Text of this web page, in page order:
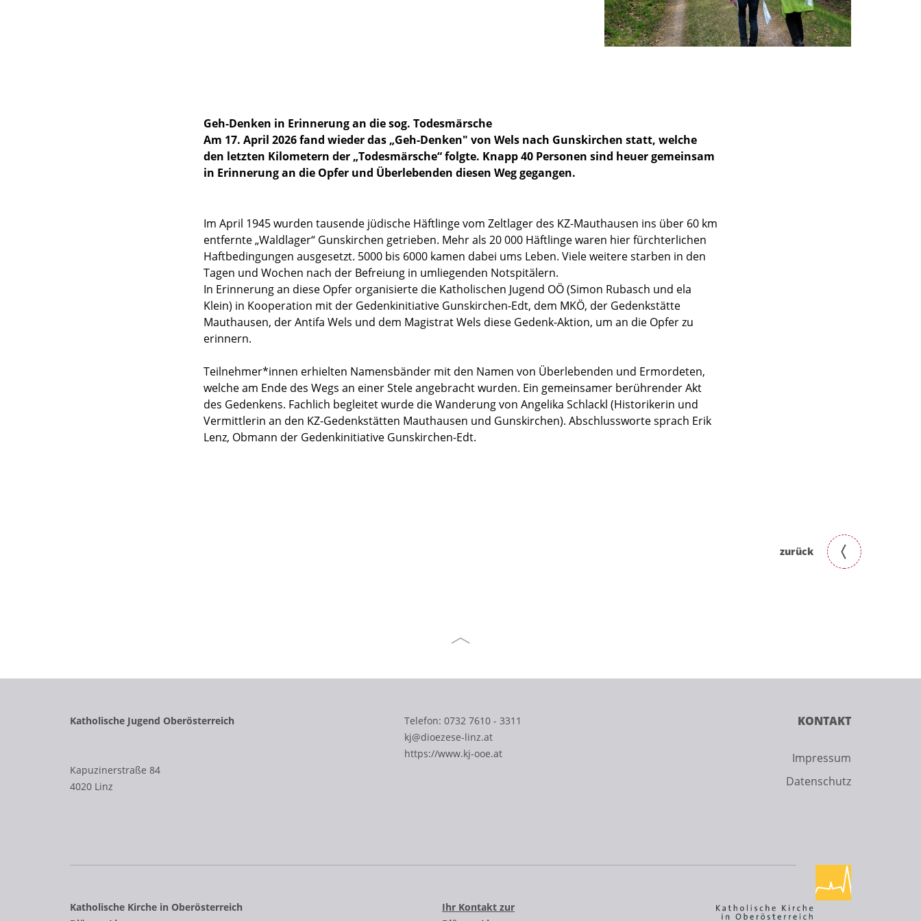
Geh-Denken in Erinnerung an die sog. Todesmärsche
Am 17. April 2026 fand wieder das „Geh-Denken" von Wels nach Gunskirchen statt, welche
den letzten Kilometern der „Todesmärsche“ folgte. Knapp 40 Personen sind heuer gemeinsam
in Erinnerung an die Opfer und Überlebenden diesen Weg gegangen.
Im April 1945 wurden tausende jüdische Häftlinge vom Zeltlager des KZ-Mauthausen ins über 60 km
entfernte „Waldlager“ Gunskirchen getrieben. Mehr als 20 000 Häftlinge waren hier fürchterlichen
Haftbedingungen ausgesetzt. 5000 bis 6000 kamen dabei ums Leben. Viele weitere starben in den
Tagen und Wochen nach der Befreiung in umliegenden Notspitälern.
In Erinnerung an diese Opfer organisierte die Katholischen Jugend OÖ (Simon Rubasch und ela
Klein) in Kooperation mit der Gedenkinitiative Gunskirchen-Edt, dem MKÖ, der Gedenkstätte
Mauthausen, der Antifa Wels und dem Magistrat Wels diese Gedenk-Aktion, um an die Opfer zu
erinnern.
Teilnehmer*innen erhielten Namensbänder mit den Namen von Überlebenden und Ermordeten,
welche am Ende des Wegs an einer Stele angebracht wurden. Ein gemeinsamer berührender Akt
des Gedenkens. Fachlich begleitet wurde die Wanderung von Angelika Schlackl (Historikerin und
Vermittlerin an den KZ-Gedenkstätten Mauthausen und Gunskirchen). Abschlussworte sprach Erik
Lenz, Obmann der Gedenkinitiative Gunskirchen-Edt.
zurück
KONTAKT
Impressum
Datenschutz
Katholische Jugend Oberösterreich
Kapuzinerstraße 84
4020 Linz
Telefon: 0732 7610 - 3311
kj@dioezese-linz.at
https://www.kj-ooe.at
Katholische Kirche in Oberösterreich
Ihr Kontakt zur